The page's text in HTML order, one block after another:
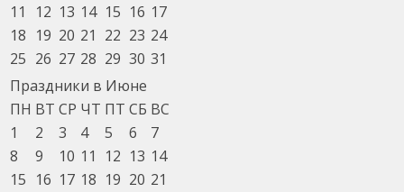
11
12 13 14 15 16 17
18 19 20 21 22 23 24
25 26 27 28 29 30 31
Праздники в Июне
ПН ВТ СР ЧТ ПТ СБ ВС
1
2 3 4 5 6
7
8
9 10 11 12 13 14
15 16 17 18 19 20 21